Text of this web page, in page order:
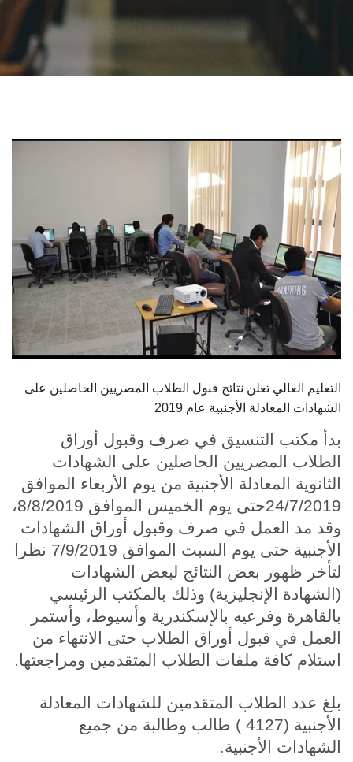
الأنظمة الذكية
الإعلام
الطلاب
الدراسات العليا
الخريجين
الموظفون
الزائـرون
سجل الان
التعليم العالي تعلن نتائج قبول الطلاب المصريين الحاصلين على
الشهادات المعادلة الأجنبية عام 2019
بدأ مكتب التنسيق في صرف وقبول أوراق
الطلاب المصريين الحاصلين على الشهادات
الثانوية المعادلة الأجنبية من يوم الأربعاء الموافق
24/7/2019حتى يوم الخميس الموافق 8/8/2019،
وقد مد العمل في صرف وقبول أوراق الشهادات
الأجنبية حتى يوم السبت الموافق 7/9/2019 نظرا
لتأخر ظهور بعض النتائج لبعض الشهادات
(الشهادة الإنجليزية) وذلك بالمكتب الرئيسي
بالقاهرة وفرعيه بالإسكندرية وأسيوط، وأستمر
العمل في قبول أوراق الطلاب حتى الانتهاء من
استلام كافة ملفات الطلاب المتقدمين ومراجعتها.
بلغ عدد الطلاب المتقدمين للشهادات المعادلة
الأجنبية (4127 ) طالب وطالبة من جميع
الشهادات الأجنبية.